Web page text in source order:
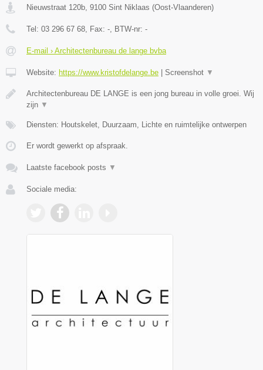
Nieuwstraat 120b 9100 Sint Niklaas (Oost-Vlaanderen)
Tel: 03 296 67 68 , Fax: - , BTW-nr: -
E-mail › Architectenbureau de lange bvba
Website: https://www.kristofdelange.be | Screenshot ▼
Architectenbureau DE LANGE is een jong bureau in volle groei. Wij
zijn ▼
Diensten: Houtskelet, Duurzaam, Lichte en ruimtelijke ontwerpen
Er wordt gewerkt op afspraak.
Laatste facebook posts ▼
Sociale media: